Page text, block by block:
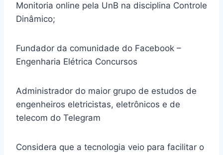
Monitoria online pela UnB na disciplina Controle
Dinâmico;
Fundador da comunidade do Facebook –
Engenharia Elétrica Concursos
Administrador do maior grupo de estudos de
engenheiros eletricistas, eletrônicos e de
telecom do Telegram
Considera que a tecnologia veio para facilitar o